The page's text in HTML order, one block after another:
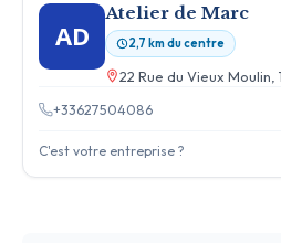
AD
Atelier de Marc
2,7 km du centre
22 Rue du Vieux
+33627504086
C'est votre entreprise ?